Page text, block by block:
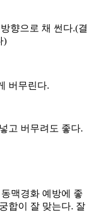
향으로 채 썬다.(결
)
버무린다.
고 버무려도 좋다.
맥경화 예방에 좋
합이 잘 맞는다. 잘